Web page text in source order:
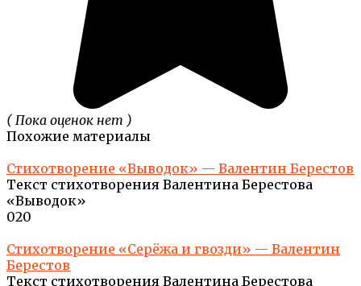
( Пока оценок нет )
Похожие материалы
Стихотворение «Выводок» — Валентин Берестов
Текст стихотворения Валентина Берестова
«Выводок»
020
Стихотворение «Серёжа и гвозди» — Валентин
Берестов
Текст стихотворения Валентина Берестова